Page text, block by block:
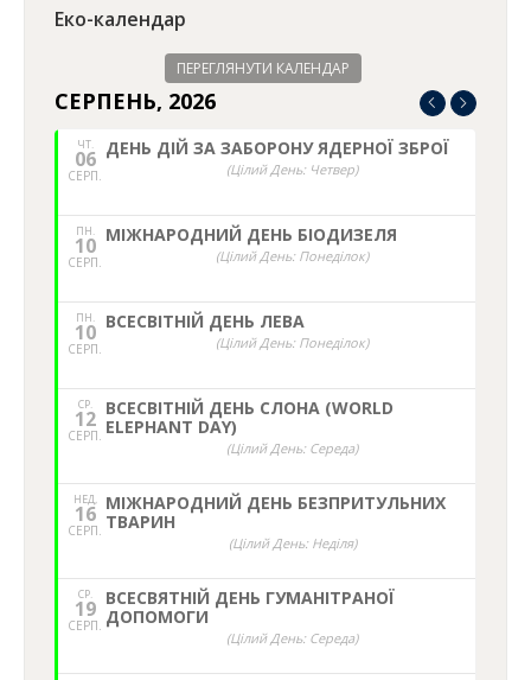
Еко-календар
ПЕРЕГЛЯНУТИ КАЛЕНДАР
СЕРПЕНЬ, 2026
ЧТ.
06
СЕРП.
ДЕНЬ ДІЙ ЗА ЗАБОРОНУ ЯДЕРНОЇ ЗБРОЇ
(Цілий День: Четвер)
ПН.
10
СЕРП.
МІЖНАРОДНИЙ ДЕНЬ БІОДИЗЕЛЯ
(Цілий День: Понеділок)
ПН.
10
СЕРП.
ВСЕСВІТНІЙ ДЕНЬ ЛЕВА
(Цілий День: Понеділок)
СР.
12
СЕРП.
ВСЕСВІТНІЙ ДЕНЬ СЛОНА (WORLD
ELEPHANT DAY)
(Цілий День: Середа)
НЕД,
16
СЕРП.
МІЖНАРОДНИЙ ДЕНЬ БЕЗПРИТУЛЬНИХ
ТВАРИН
(Цілий День: Неділя)
СР.
19
СЕРП.
ВСЕСВЯТНІЙ ДЕНЬ ГУМАНІТРАНОЇ
ДОПОМОГИ
(Цілий День: Середа)